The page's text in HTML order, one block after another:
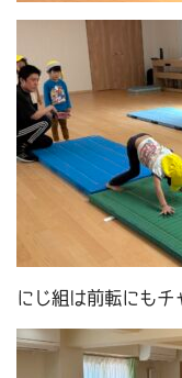
にじ組は前転にもチ